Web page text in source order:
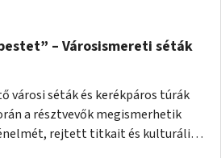
– Városismereti séták
városi séták és kerékpáros túrák
a résztvevők megismerhetik
rejtett titkait és kulturális